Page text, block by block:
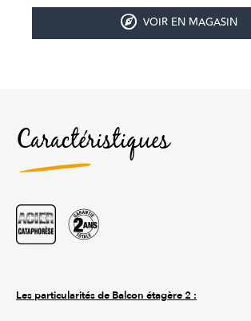
VOIR EN MAGASIN
Caractéristiques
Les particularités de Balcon étagère 2 :